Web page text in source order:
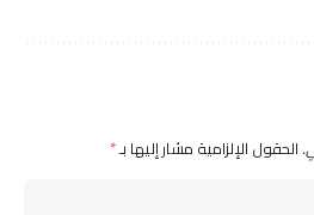
الحقول الإلزامية مشار إليها بـ*